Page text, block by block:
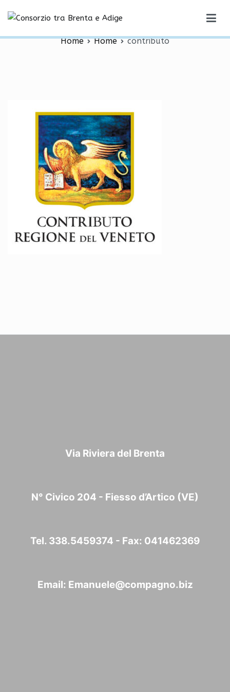
contenuto
contributo
Home Home contributo
Via Riviera del Brenta
N° Civico 204 - Fiesso d’Artico (VE)
Tel. 338.5459374 - Fax: 041462369
Email: Emanuele@compagno.biz